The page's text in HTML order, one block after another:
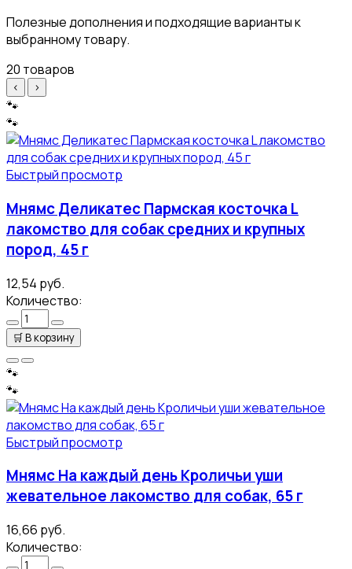
Полезные дополнения и подходящие варианты к
выбранному товару.
20 товаров
‹ ›
🐾
🐾
Быстрый просмотр
Мнямс Деликатес Пармская косточка L
лакомство для собак средних и крупных
пород, 45 г
12,54 руб.
Количество:
🛒В корзину
🐾
🐾
Быстрый просмотр
Мнямс На каждый день Кроличьи уши
жевательное лакомство для собак, 65 г
16,66 руб.
Количество: